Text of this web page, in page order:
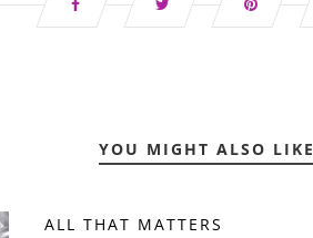
YOU MIGHT ALSO LIKE
ALL THAT MATTERS